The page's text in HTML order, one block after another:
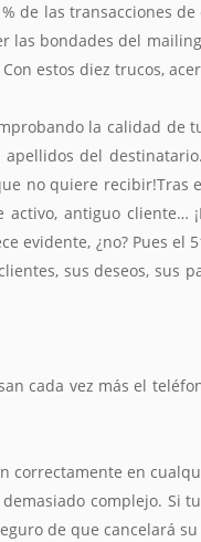
de las transacciones
bondades del
estos diez trucos,
la calidad
del
no quiere
antiguo
evidente, ¿no? Pues
sus deseos, sus
cada vez más el
correctamente en
complejo.
de que cancelará